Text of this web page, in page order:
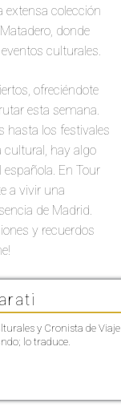
extensa colección
donde
culturales.
ofreciéndote
esta semana.
hasta los festivales
cultural, hay algo
En Tour
a vivir una
de Madrid.
y recuerdos
y Cronista de
lo traduce.